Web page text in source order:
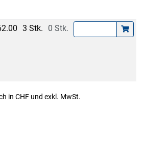
3 Stk. 0 Stk.
in CHF und exkl. MwSt.